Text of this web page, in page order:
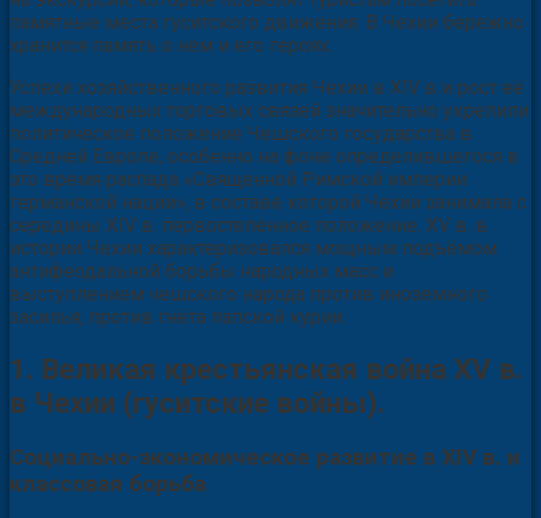
памятные места гуситского движения. В Чехии бережно
хранится память о нем и его героях.
Успехи хозяйственного развития Чехии в XIV в и рост её
международных торговых связей значительно укрепили
политическое положение Чешского государства в
Средней Европе, особенно на фоне определившегося в
это время распада «Священной Римской империи
германской нации», в составе которой Чехии занимала с
середины XIV в. первостепенное положение. XV в. в
истории Чехии характеризовался мощным подъёмом
антифеодальной борьбы народных масс и
выступлением чешского народа против иноземного
засилья, против гнёта папской курии.
1. Великая крестьянская война XV в.
в Чехии (гуситские войны).
Социально-экономическое развитие в XIV в. и
классовая борьба